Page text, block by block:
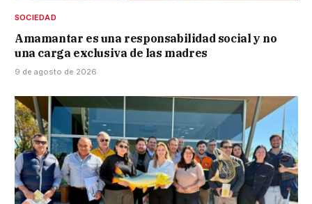
SOCIEDAD
Amamantar es una responsabilidad social y no
una carga exclusiva de las madres
9 de agosto de 2026